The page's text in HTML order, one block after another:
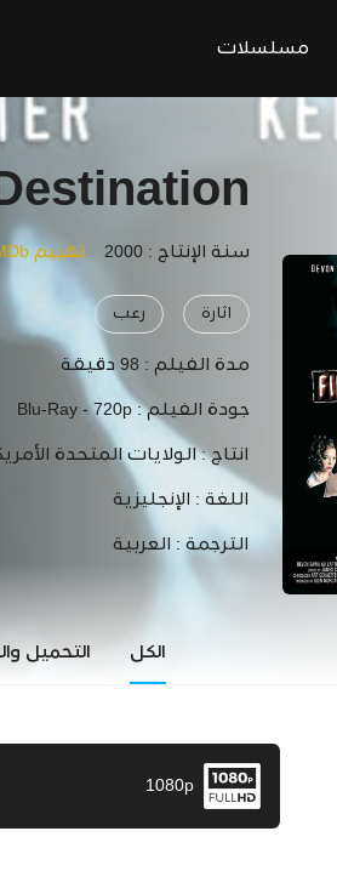
مسلسلات
سنة الإنتاج : 2000 تقييم IMDb
اثارة رعب
مدة الفيلم : 98 دقيقة
جودة الفيلم :Blu-Ray - 720p
انتاج :الولايات المتحدة
اللغة : الإنجليزية
الترجمة : العربية
الكل التحميل
1080p